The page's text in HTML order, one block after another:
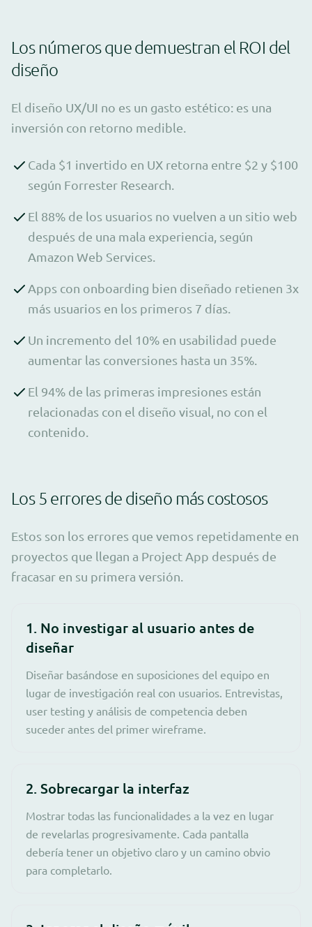
Los números que demuestran el ROI del
diseño
El diseño UX/UI no es un gasto estético: es una
inversión con retorno medible.
Cada $1 invertido en UX retorna entre $2 y $100
según Forrester Research.
El 88% de los usuarios no vuelven a un sitio web
después de una mala experiencia, según
Amazon Web Services.
Apps con onboarding bien diseñado retienen 3x
más usuarios en los primeros 7 días.
Un incremento del 10% en usabilidad puede
aumentar las conversiones hasta un 35%.
El 94% de las primeras impresiones están
relacionadas con el diseño visual, no con el
contenido.
Los 5 errores de diseño más costosos
Estos son los errores que vemos repetidamente en
proyectos que llegan a Project App después de
fracasar en su primera versión.
1. No investigar al usuario antes de
diseñar
Diseñar basándose en suposiciones del equipo en
lugar de investigación real con usuarios. Entrevistas,
user testing y análisis de competencia deben
suceder antes del primer wireframe.
2. Sobrecargar la interfaz
Mostrar todas las funcionalidades a la vez en lugar
de revelarlas progresivamente. Cada pantalla
debería tener un objetivo claro y un camino obvio
para completarlo.